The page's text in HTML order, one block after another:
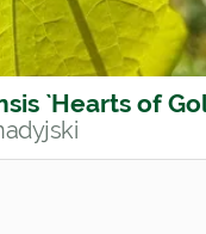
`Hearts of